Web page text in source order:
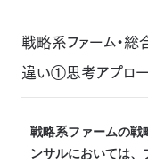
戦略系ファーム・
違い①思考アプロ
戦略系ファームの戦
ンサルにおいては